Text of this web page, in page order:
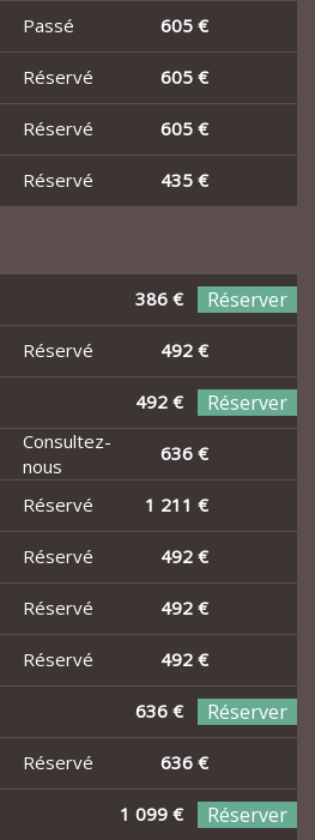
Passé
605 €
Réservé
605 €
Réservé
605 €
Réservé 435 €
386 € Réserver
Réservé
492 €
492 € Réserver
Consultez-
nous
636 €
Réservé
1 211 €
Réservé
492 €
Réservé
492 €
Réservé
492 €
636 € Réserver
Réservé
636 €
1 099 € Réserver